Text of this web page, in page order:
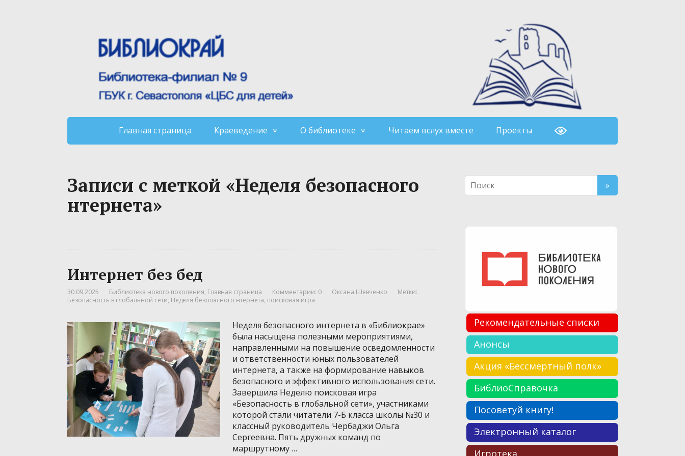
Главная страница Краеведение О библиотеке Читаем вслух вместе Проекты
Записи с меткой «Неделя безопасного
нтернета»
Интернет без бед
30.09.2025 Библиотека нового поколения, Главная страница Комментарии: 0 Оксана Шевченко
Метки:
Безопасность в глобальной сети, Неделя безопасного нтернета, поисковая игра
Неделя безопасного интернета в «Библиокрае»
была насыщена полезными мероприятиями,
направленными на повышение осведомленности
и ответственности юных пользователей
интернета, а также на формирование навыков
безопасного и эффективного использования сети.
Завершила Неделю поисковая игра
«Безопасность в глобальной сети», участниками
которой стали читатели 7-Б класса школы №30 и
классный руководитель Чербаджи Ольга
Сергеевна. Пять дружных команд по
маршрутному …
Рекомендательные списки
Анонсы
Акция «Бессмертный полк»
БиблиоСправочка
Посоветуй книгу!
Электронный каталог
Игротека